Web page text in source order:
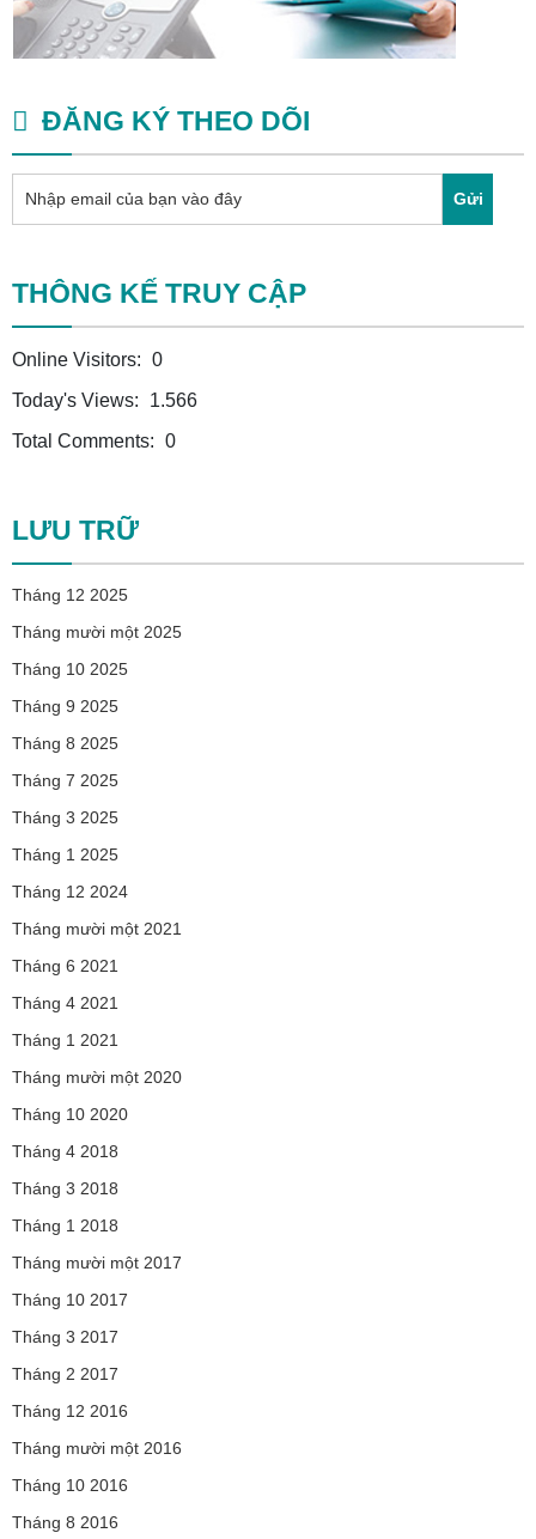
ĐĂNG KÝ THEO DÕI
Gửi
THÔNG KẾ TRUY CẬP
Online Visitors: 0
Today's Views:
1.566
Total Comments: 0
LƯU TRỮ
Tháng 12 2025
Tháng mười một 2025
Tháng 10 2025
Tháng 9 2025
Tháng 8 2025
Tháng 7 2025
Tháng 3 2025
Tháng 1 2025
Tháng 12 2024
Tháng mười một 2021
Tháng 6 2021
Tháng 4 2021
Tháng 1 2021
Tháng mười một 2020
Tháng 10 2020
Tháng 4 2018
Tháng 3 2018
Tháng 1 2018
Tháng mười một 2017
Tháng 10 2017
Tháng 3 2017
Tháng 2 2017
Tháng 12 2016
Tháng mười một 2016
Tháng 10 2016
Tháng 8 2016